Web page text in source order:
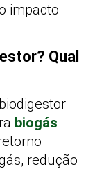
impacto
Qual
biogás
redução